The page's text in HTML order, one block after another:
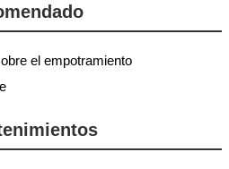
el empotramiento